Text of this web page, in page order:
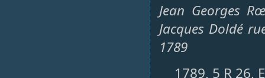
Jean Georges
Jacques Doldé
1789
1789, 5 R 26,